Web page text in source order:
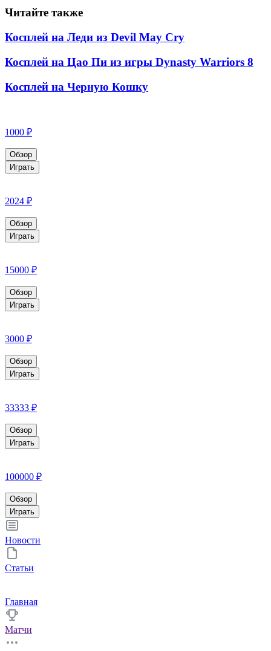
Читайте также
Косплей на Леди из Devil May Cry
Косплей на Цао Пи из игры Dynasty Warriors 8
Косплей на Черную Кошку
1000 ₽
Обзор
Играть
2024 ₽
Обзор
Играть
15000 ₽
Обзор
Играть
3000 ₽
Обзор
Играть
33333 ₽
Обзор
Играть
100000 ₽
Обзор
Играть
Новости
Статьи
Главная
Матчи